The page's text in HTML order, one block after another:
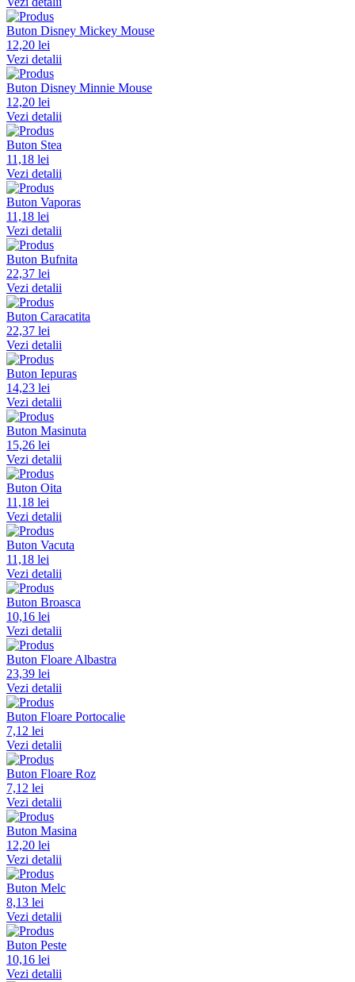
Buton Disney Mickey Mouse
12,20 lei
Vezi detalii
Buton Disney Minnie Mouse
12,20 lei
Vezi detalii
Buton Stea
11,18 lei
Vezi detalii
Buton Vaporas
11,18 lei
Vezi detalii
Buton Bufnita
22,37 lei
Vezi detalii
Buton Caracatita
22,37 lei
Vezi detalii
Buton Iepuras
14,23 lei
Vezi detalii
Buton Masinuta
15,26 lei
Vezi detalii
Buton Oita
11,18 lei
Vezi detalii
Buton Vacuta
11,18 lei
Vezi detalii
Buton Broasca
10,16 lei
Vezi detalii
Buton Floare Albastra
23,39 lei
Vezi detalii
Buton Floare Portocalie
7,12 lei
Vezi detalii
Buton Floare Roz
7,12 lei
Vezi detalii
Buton Masina
12,20 lei
Vezi detalii
Buton Melc
8,13 lei
Vezi detalii
Buton Peste
10,16 lei
Vezi detalii